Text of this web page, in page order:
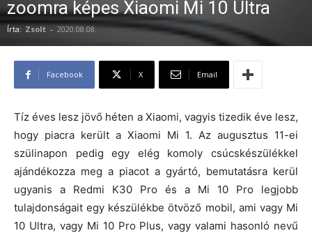
zoomra képes Xiaomi Mi 10 Ultra
Írta: Zsolt - 2020.08.08.
Facebook X Email
Tíz éves lesz jövő héten a Xiaomi, vagyis tizedik éve lesz,
hogy piacra került a Xiaomi Mi 1. Az augusztus 11-ei
szülinapon pedig egy elég komoly csúcskészülékkel
ajándékozza meg a piacot a gyártó, bemutatásra kerül
ugyanis a Redmi K30 Pro és a Mi 10 Pro legjobb
tulajdonságait egy készülékbe ötvöző mobil, ami vagy Mi
10 Ultra, vagy Mi 10 Pro Plus, vagy valami hasonló nevű